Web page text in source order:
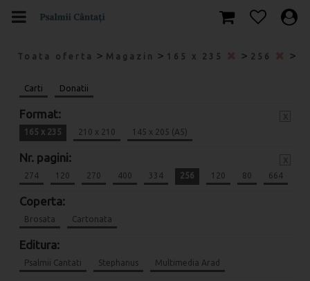
Toata oferta > Magazin > 165 x 235 > 256 >
Carti Donatii
Format:
165 x 235 210 x 210 145 x 205 (A5)
Nr. pagini:
274 120 270 400 334 256 120 80 664
Coperta:
Brosata Cartonata
Editura:
Psalmii Cantati Stephanus Multimedia Arad